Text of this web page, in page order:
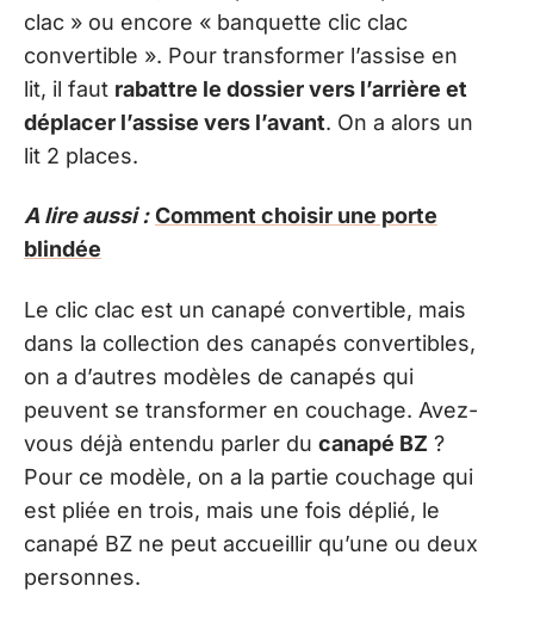
clac » ou encore « banquette clic clac
convertible ». Pour transformer l’assise en
lit, il faut rabattre le dossier vers l’arrière et
déplacer l’assise vers l’avant. On a alors un
lit 2 places.
A lire aussi : Comment choisir une porte
blindée
Le clic clac est un canapé convertible, mais
dans la collection des canapés convertibles,
on a d’autres modèles de canapés qui
peuvent se transformer en couchage. Avez-
vous déjà entendu parler du canapé BZ ?
Pour ce modèle, on a la partie couchage qui
est pliée en trois, mais une fois déplié, le
canapé BZ ne peut accueillir qu’une ou deux
personnes.